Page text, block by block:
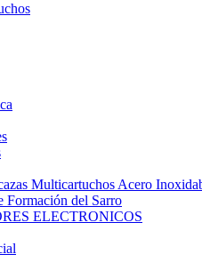
Multicartuchos Acero
Formación del Sarro
ELECTRONICOS